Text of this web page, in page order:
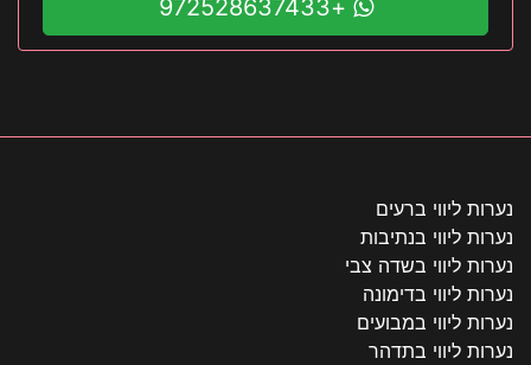
+972528637433
נערות ליווי ברעים
נערות ליווי בנתיבות
נערות ליווי בשדה צבי
נערות ליווי בדימונה
נערות ליווי במבועים
נערות ליווי בתדהר